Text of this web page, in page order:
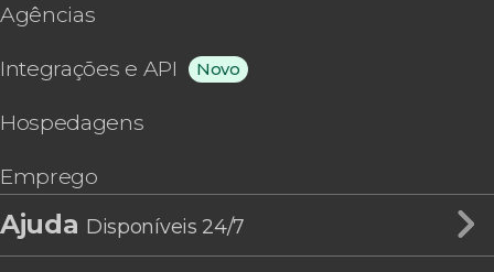
Agências
Integrações e API Novo
Hospedagens
Emprego
Ajuda Disponíveis 24/7